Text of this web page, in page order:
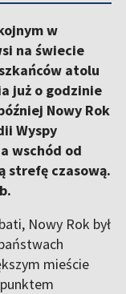
w
na świecie
atolu
już o godzinie
Nowy Rok
Wyspy
wschód od
strefę czasową.
Nowy Rok był
mieście